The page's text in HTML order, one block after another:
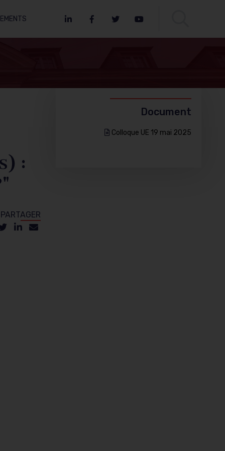
LinkedInFacebookTwitterYoutube
:
Document
Colloque UE 19 mai 2025